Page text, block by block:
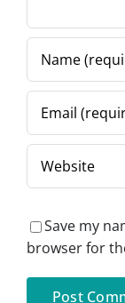
Save my
browser for